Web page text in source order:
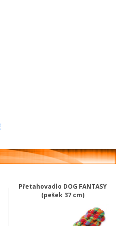
Přetahovadlo DOG FANTASY
(pešek 37 cm)